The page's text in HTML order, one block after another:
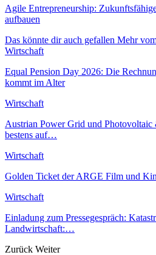
Agile Entrepreneurship:
aufbauen
Das könnte dir auch gefallen Mehr
Wirtschaft
Equal Pension Day 2026: Die
kommt im Alter
Wirtschaft
Austrian Power Grid und
bestens auf…
Wirtschaft
Golden Ticket der ARGE Film und
Wirtschaft
Einladung zum Pressegespräch:
Landwirtschaft:…
Zurück Weiter